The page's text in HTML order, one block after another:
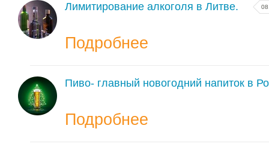
Лимитирование алкоголя в Литве.
Подробнее
Пиво- главный новогодний напиток в
Подробнее